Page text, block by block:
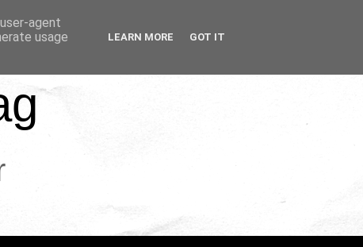
agent
usage
LEARN MORE GOT IT